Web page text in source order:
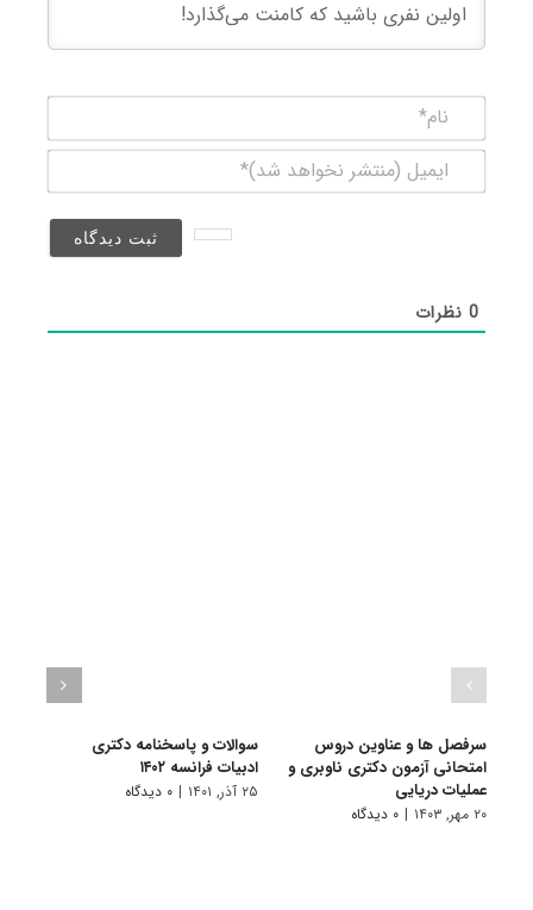
(منتشر
0نظرات
سرفصل ها و عناوین دروس
امتحانی آزمون دکتری ناوبری و
عملیات دریایی
۲۰ مهر, ۱۴۰۳ | ۰ دیدگاه
سوالات و پاسخنامه دکتری
ادبیات فرانسه ۱۴۰۲
۲۵ آذر, ۱۴۰۱ | ۰ دیدگاه